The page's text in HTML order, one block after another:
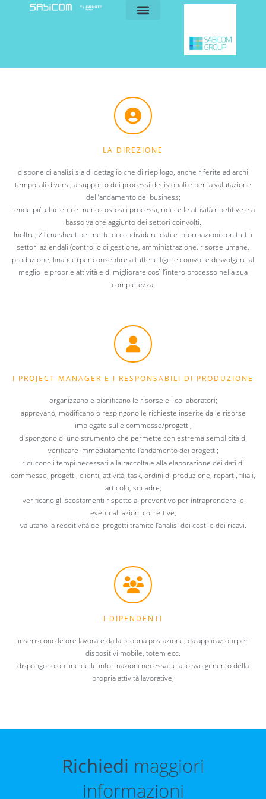
LA DIREZIONE
dispone di analisi sia di dettaglio che di riepilogo, anche riferite ad archi
temporali diversi, a supporto dei processi decisionali e per la valutazione
dell’andamento del business;
rende più efficienti e meno costosi i processi, riduce le attività ripetitive e a
basso valore aggiunto dei settori coinvolti.
Inoltre, ZTimesheet permette di condividere dati e informazioni con tutti i
settori aziendali (controllo di gestione, amministrazione, risorse umane,
produzione, finance) per consentire a tutte le figure coinvolte di svolgere al
meglio le proprie attività e di migliorare così l’intero processo nella sua
completezza.
I PROJECT MANAGER E I RESPONSABILI DI PRODUZIONE
organizzano e pianificano le risorse e i collaboratori;
approvano, modificano o respingono le richieste inserite dalle risorse
impiegate sulle commesse/progetti;
dispongono di uno strumento che permette con estrema semplicità di
verificare immediatamente l’andamento dei progetti;
riducono i tempi necessari alla raccolta e alla elaborazione dei dati di
commesse, progetti, clienti, attività, task, ordini di produzione, reparti, filiali,
articolo, squadre;
verificano gli scostamenti rispetto al preventivo per intraprendere le
eventuali azioni correttive;
valutano la redditività dei progetti tramite l’analisi dei costi e dei ricavi.
I DIPENDENTI
inseriscono le ore lavorate dalla propria postazione, da applicazioni per
dispositivi mobile, totem ecc.
dispongono on line delle informazioni necessarie allo svolgimento della
propria attività lavorative;
Richiedi maggiori
informazioni